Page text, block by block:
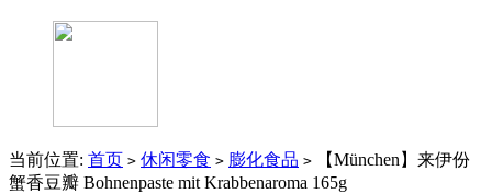
当前位置: 首页 > 休闲零食 > 膨化食品 > 【München】来伊份
蟹香豆瓣 Bohnenpaste mit Krabbenaroma 165g